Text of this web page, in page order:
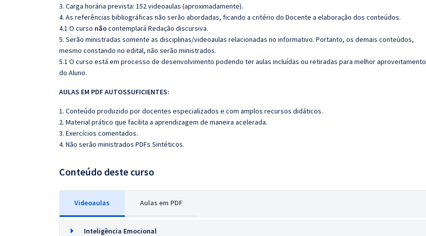
3. Carga horária prevista: 152 videoaulas (aproximadamente).
4. As referências bibliográficas não serão abordadas, ficando a critério do Docente a elaboração dos conteúdos.
4.1 O curso nãocontemplará Redação discursiva.
5. Serão ministradas somente as disciplinas/videoaulas relacionadas no informativo. Portanto, os demais conteúdos,
mesmo constando no edital, não serão ministrados.
5.1 O curso está em processo de desenvolvimento podendo ter aulas incluídas ou retiradas para melhor aproveitamento
do Aluno.
AULAS EM PDF AUTOSSUFICIENTES:
1. Conteúdo produzido por docentes especializados e com amplos recursos didáticos.
2. Material prático que facilita a aprendizagem de maneira acelerada.
3. Exercícios comentados.
4. Não serão ministrados PDFs Sintéticos.
Conteúdo deste curso
Videoaulas Aulas em PDF
Inteligência Emocional